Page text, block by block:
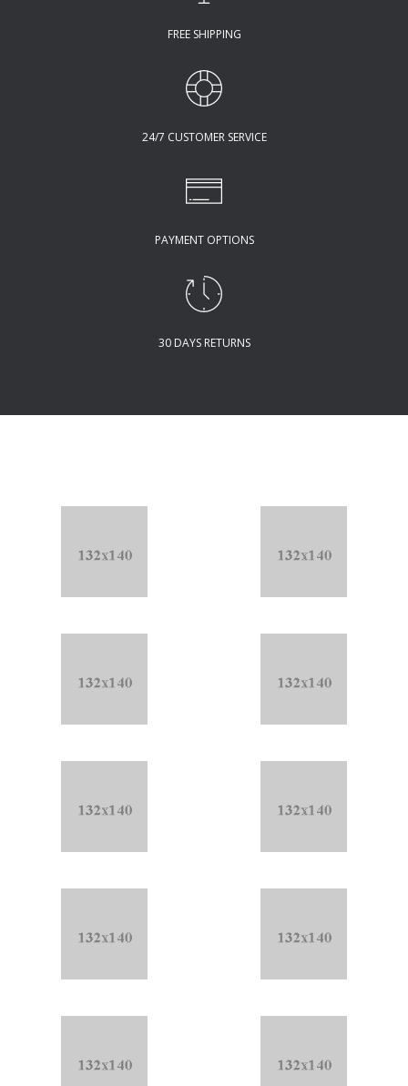
FREE SHIPPING
24/7 CUSTOMER SERVICE
PAYMENT OPTIONS
30 DAYS RETURNS